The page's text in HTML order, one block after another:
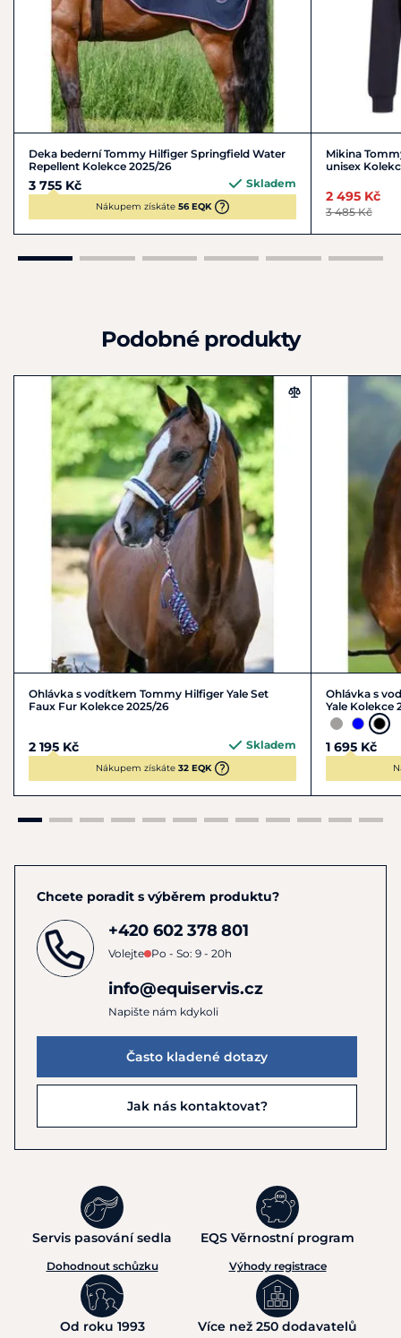
Deka bederní Tommy Hilfiger Springfield Water
Repellent Kolekce 2025/26
3 755 Kč Skladem
Nákupem získáte 56 EQK
Mikina
unisex
2 495 Kč
3 485 Kč
Podobné produkty
Ohlávka s vodítkem Tommy Hilfiger Yale Set
Faux Fur Kolekce 2025/26
2 195 Kč Skladem
Nákupem získáte 32 EQK
Ohlávka s
Yale Kolekce
1 695 Kč
Chcete poradit s výběrem produktu?
+420 602 378 801
Volejte Po - So: 9 - 20h
info@equiservis.cz
Napište nám kdykoli
Často kladené dotazy
Jak nás kontaktovat?
Servis pasování sedla
Dohodnout schůzku
EQS Věrnostní program
Výhody registrace
Od roku 1993 Více než 250 dodavatelů